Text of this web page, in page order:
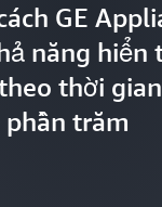
GE
năng hiển
thời
trăm